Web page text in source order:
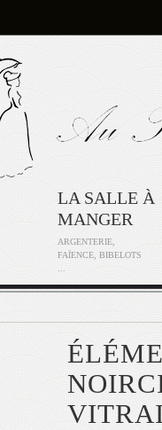
LA SALLE À
MANGER
ARGENTERIE,
FAÏENCE, BIBELOTS